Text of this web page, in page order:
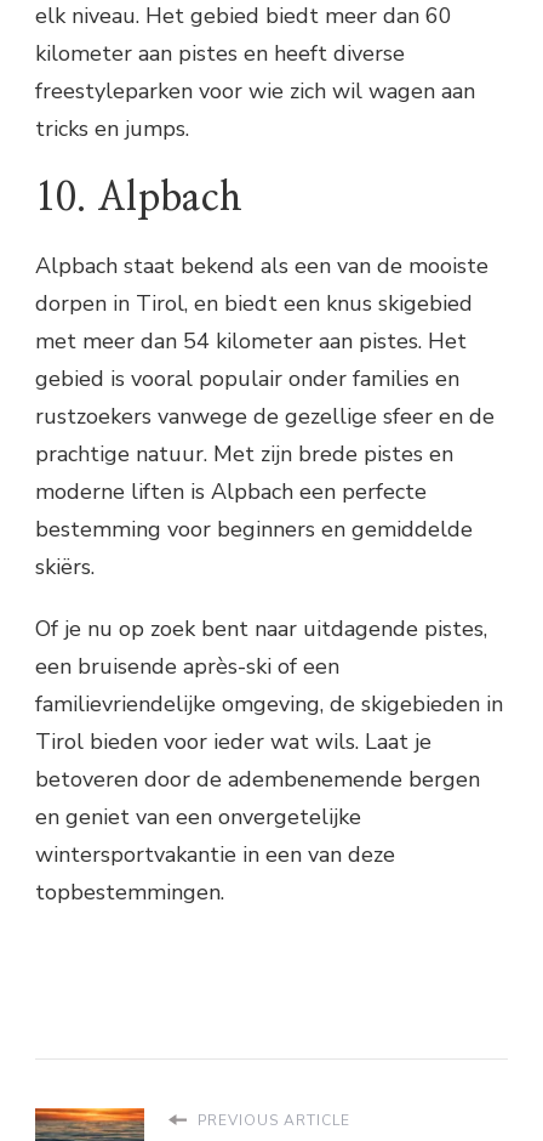
elk niveau. Het gebied biedt meer dan 60
kilometer aan pistes en heeft diverse
freestyleparken voor wie zich wil wagen aan
tricks en jumps.
10. Alpbach
Alpbach staat bekend als een van de mooiste
dorpen in Tirol, en biedt een knus skigebied
met meer dan 54 kilometer aan pistes. Het
gebied is vooral populair onder families en
rustzoekers vanwege de gezellige sfeer en de
prachtige natuur. Met zijn brede pistes en
moderne liften is Alpbach een perfecte
bestemming voor beginners en gemiddelde
skiërs.
Of je nu op zoek bent naar uitdagende pistes,
een bruisende après-ski of een
familievriendelijke omgeving, de skigebieden in
Tirol bieden voor ieder wat wils. Laat je
betoveren door de adembenemende bergen
en geniet van een onvergetelijke
wintersportvakantie in een van deze
topbestemmingen.
PREVIOUS ARTICLE